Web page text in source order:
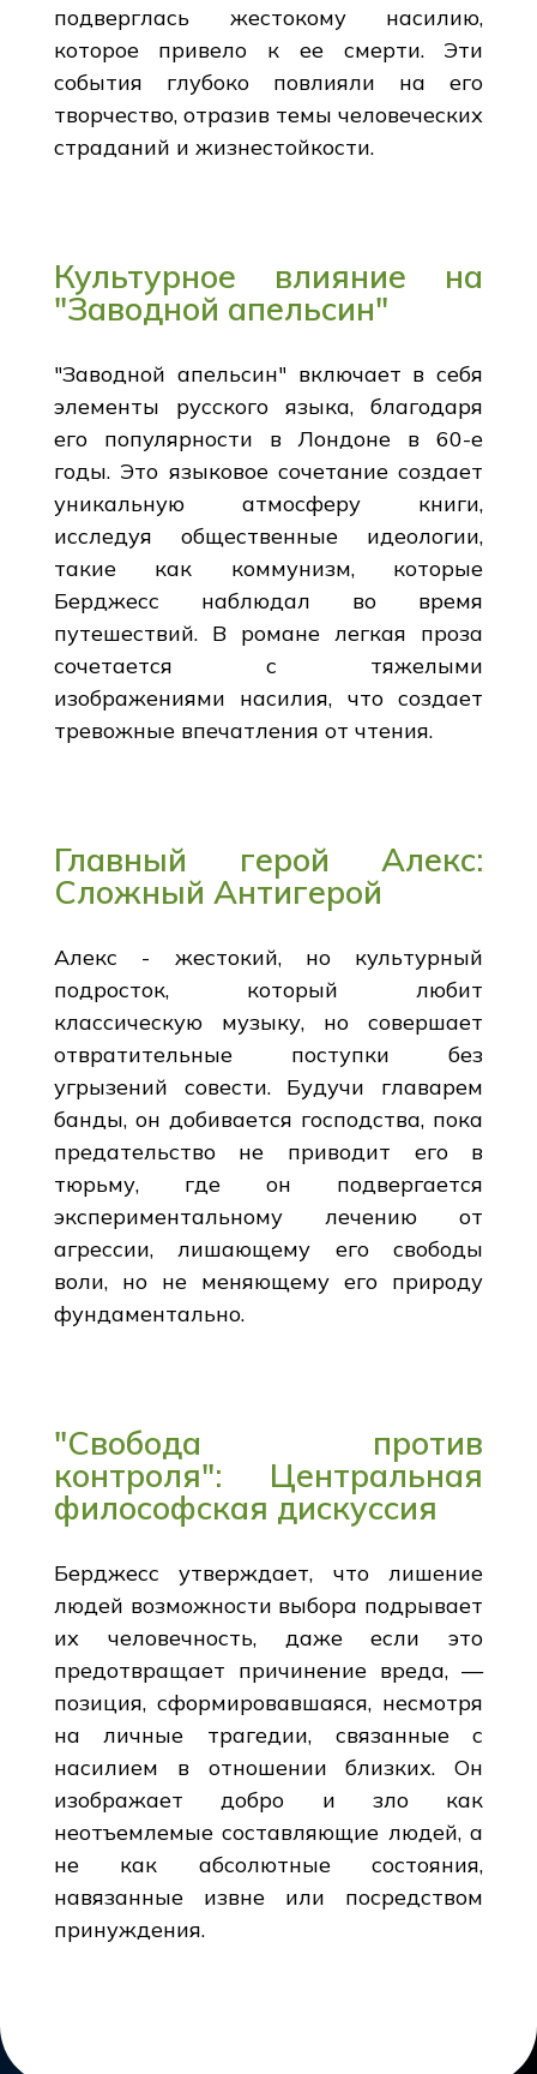
подверглась жестокому насилию,
которое привело к ее смерти. Эти
события глубоко повлияли на его
творчество, отразив темы человеческих
страданий и жизнестойкости.
Культурное влияние на
"Заводной апельсин"
"Заводной апельсин" включает в себя
элементы русского языка, благодаря
его популярности в Лондоне в 60-е
годы. Это языковое сочетание создает
уникальную атмосферу книги,
исследуя общественные идеологии,
такие как коммунизм, которые
Берджесс наблюдал во время
путешествий. В романе легкая проза
сочетается с тяжелыми
изображениями насилия, что создает
тревожные впечатления от чтения.
Главный герой Алекс:
Сложный Антигерой
Алекс - жестокий, но культурный
подросток, который любит
классическую музыку, но совершает
отвратительные поступки без
угрызений совести. Будучи главарем
банды, он добивается господства, пока
предательство не приводит его в
тюрьму, где он подвергается
экспериментальному лечению от
агрессии, лишающему его свободы
воли, но не меняющему его природу
фундаментально.
"Свобода против
контроля": Центральная
философская дискуссия
Берджесс утверждает, что лишение
людей возможности выбора подрывает
их человечность, даже если это
предотвращает причинение вреда, —
позиция, сформировавшаяся, несмотря
на личные трагедии, связанные с
насилием в отношении близких. Он
изображает добро и зло как
неотъемлемые составляющие людей, а
не как абсолютные состояния,
навязанные извне или посредством
принуждения.